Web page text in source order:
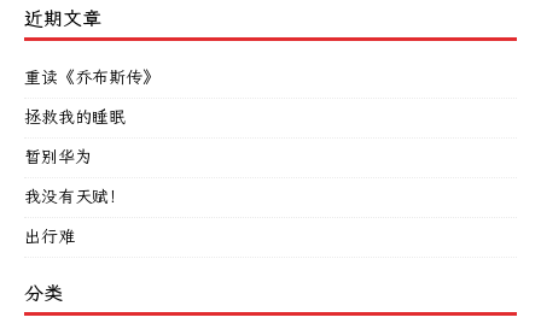
近期文章
重读《乔布斯传》
拯救我的睡眠
暂别华为
我没有天赋！
出行难
分类